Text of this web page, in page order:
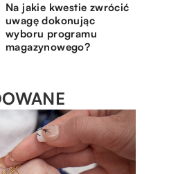
Na jakie kwestie zwrócić
uwagę dokonując
wyboru programu
magazynowego?